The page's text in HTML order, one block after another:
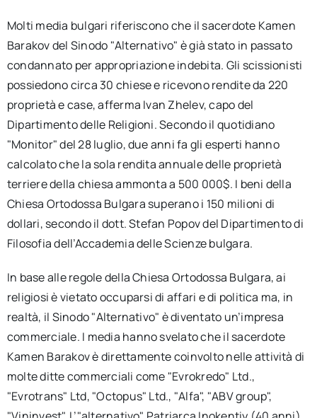
Molti media bulgari riferiscono che il sacerdote Kamen
Barakov del Sinodo "Alternativo" è già stato in passato
condannato per appropriazione indebita. Gli scissionisti
possiedono circa 30 chiese e ricevono rendite da 220
proprietà e case, afferma Ivan Zhelev, capo del
Dipartimento delle Religioni. Secondo il quotidiano
"Monitor" del 28 luglio, due anni fa gli esperti hanno
calcolato che la sola rendita annuale delle proprietà
terriere della chiesa ammonta a 500 000$. I beni della
Chiesa Ortodossa Bulgara superano i 150 milioni di
dollari, secondo il dott. Stefan Popov del Dipartimento di
Filosofia dell’Accademia delle Scienze bulgara.
In base alle regole della Chiesa Ortodossa Bulgara, ai
religiosi è vietato occuparsi di affari e di politica ma, in
realtà, il Sinodo "Alternativo" è diventato un’impresa
commerciale. I media hanno svelato che il sacerdote
Kamen Barakov è direttamente coinvolto nelle attività di
molte ditte commerciali come "Evrokredo" Ltd.,
"Evrotrans" Ltd, "Octopus" Ltd., "Alfa", "ABV group",